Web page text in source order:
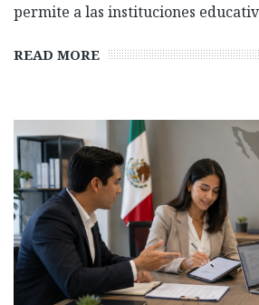
permite a las instituciones
READ MORE